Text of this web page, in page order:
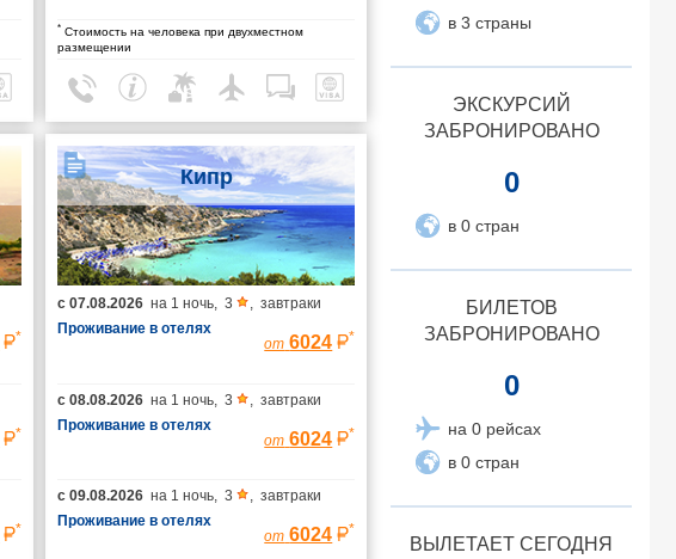
в 3 страны
ЭКСКУРСИЙ
ЗАБРОНИРОВАНО
0
в 0 стран
БИЛЕТОВ
ЗАБРОНИРОВАНО
0
на 0 рейсах
в 0 стран
ВЫЛЕТАЕТ СЕГОДНЯ
* Стоимость на человека при двухместном
размещении
*
*
*
Кипр
с07.08.2026 на 1 ночь,3 ,завтраки
Проживание в отелях
от 6024 *
с08.08.2026 на 1 ночь,3 ,завтраки
Проживание в отелях
от 6024 *
с09.08.2026 на 1 ночь,3 ,завтраки
Проживание в отелях
от 6024 *